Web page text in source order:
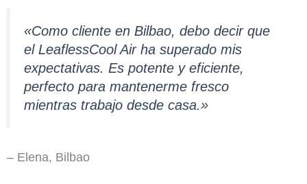
«Como cliente en Bilbao, debo decir que
el LeaflessCool Air ha superado mis
expectativas. Es potente y eficiente,
perfecto para mantenerme fresco
mientras trabajo desde casa.»
– Elena, Bilbao